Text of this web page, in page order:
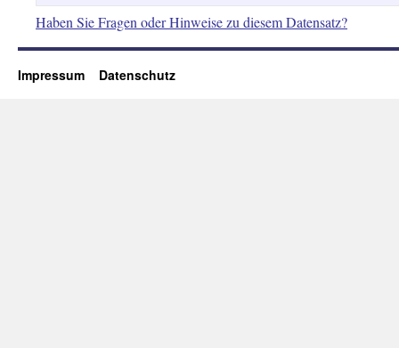
Haben Sie Fragen oder Hinweise zu diesem Datensatz?
Impressum Datenschutz